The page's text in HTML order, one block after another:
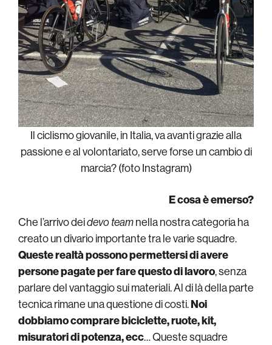
Il ciclismo giovanile, in Italia, va avanti grazie alla
passione e al volontariato, serve forse un cambio di
marcia? (foto Instagram)
E cosa è emerso?
Che l’arrivo deidevo teamnella nostra categoria ha
creato un divario importante tra le varie squadre.
Queste realtà possono permettersi di avere
persone pagate per fare questo di lavoro, senza
parlare del vantaggio sui materiali. Al di là della parte
tecnica rimane una questione di costi.Noi
dobbiamo comprare biciclette, ruote, kit,
misuratori di potenza, ecc… Queste squadre